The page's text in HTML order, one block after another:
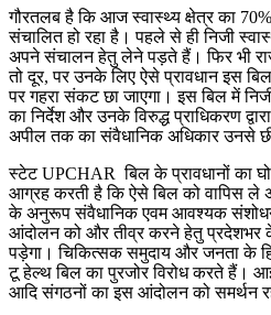
गौरतलब है कि आज स्वास्थ्य क्षेत्र का
संचालित हो रहा है। पहले से ही निजी
अपने संचालन हेतु लेने पड़ते हैं। फिर भी
तो दूर, पर उनके लिए ऐसे प्रावधान इस
पर गहरा संकट छा जाएगा। इस बिल में
का निर्देश और उनके विरुद्ध प्राधिकरण
अपील तक का संवैधानिक अधिकार उनसे
स्टेट UPCHAR बिल के प्रावधानों का
आग्रह करती है कि ऐसे बिल को वापिस ले
के अनुरूप संवैधानिक एवम आवश्यक
आंदोलन को और तीव्र करने हेतु प्रदेशभर
पड़ेगा। चिकित्सक समुदाय और जनता के
टू हेल्थ बिल का पुरजोर विरोध करते हैं।
आदि संगठनों का इस आंदोलन को समर्थन